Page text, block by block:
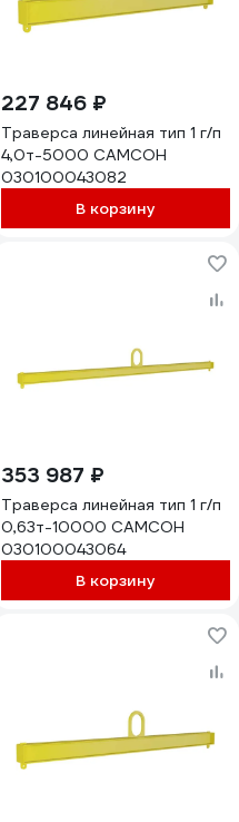
227 846 ₽
Траверса линейная тип 1 г/п
4,0т-5000 САМСОН
030100043082
В корзину
353 987 ₽
Траверса линейная тип 1 г/п
0,63т-10000 САМСОН
030100043064
В корзину